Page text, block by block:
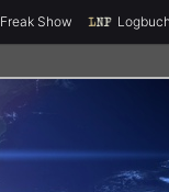
Freak Show